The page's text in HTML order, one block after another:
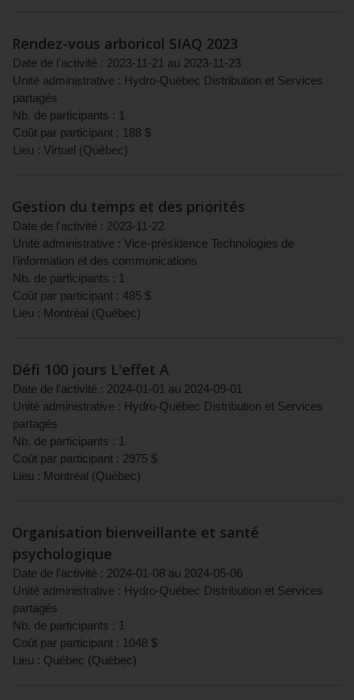
Rendez-vous arboricol SIAQ 2023
Date de l'activité : 2023-11-21 au 2023-11-23
Unité administrative : Hydro-Québec Distribution et Services
partagés
Nb. de participants : 1
Coût par participant : 188 $
Lieu : Virtuel (Québec)
Gestion du temps et des priorités
Date de l'activité : 2023-11-22
Unité administrative : Vice-présidence Technologies de
l'information et des communications
Nb. de participants : 1
Coût par participant : 485 $
Lieu : Montréal (Québec)
Défi 100 jours L'effet A
Date de l'activité : 2024-01-01 au 2024-09-01
Unité administrative : Hydro-Québec Distribution et Services
partagés
Nb. de participants : 1
Coût par participant : 2975 $
Lieu : Montréal (Québec)
Organisation bienveillante et santé
psychologique
Date de l'activité : 2024-01-08 au 2024-05-06
Unité administrative : Hydro-Québec Distribution et Services
partagés
Nb. de participants : 1
Coût par participant : 1048 $
Lieu : Québec (Québec)